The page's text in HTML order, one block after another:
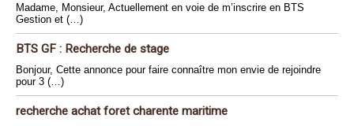
Madame, Monsieur, Actuellement en voie de m’inscrire en BTS
Gestion et (…)
BTS GF : Recherche de stage
Bonjour, Cette annonce pour faire connaître mon envie de rejoindre
pour 3 (…)
recherche achat foret charente maritime